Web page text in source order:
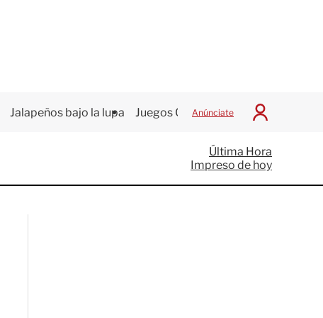
Jalapeños bajo la lupa Juegos Centroamericanos
Anúnciate
I
c
i
a
Última Hora
Impreso de hoy